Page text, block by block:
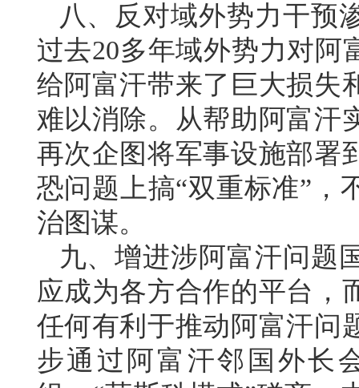
八、反对域外势力干预
过去20多年域外势力对阿
给阿富汗带来了巨大损失
难以消除。从帮助阿富汗
再次企图将军事设施部署
恐问题上搞“双重标准”，
治图谋。
九、增进涉阿富汗问题
应成为各方合作的平台，
任何有利于推动阿富汗问
步通过阿富汗邻国外长